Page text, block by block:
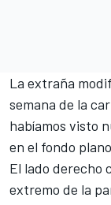
La extraña
semana de la
habíamos visto
en el fondo
El lado derecho
extremo de la